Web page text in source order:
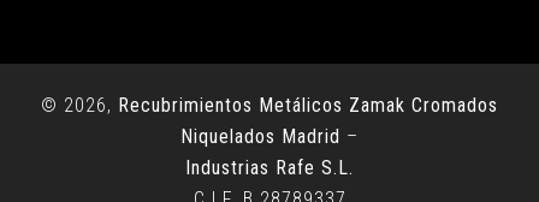
© 2026, Recubrimientos Metálicos Zamak Cromados
Niquelados Madrid –
Industrias Rafe S.L.